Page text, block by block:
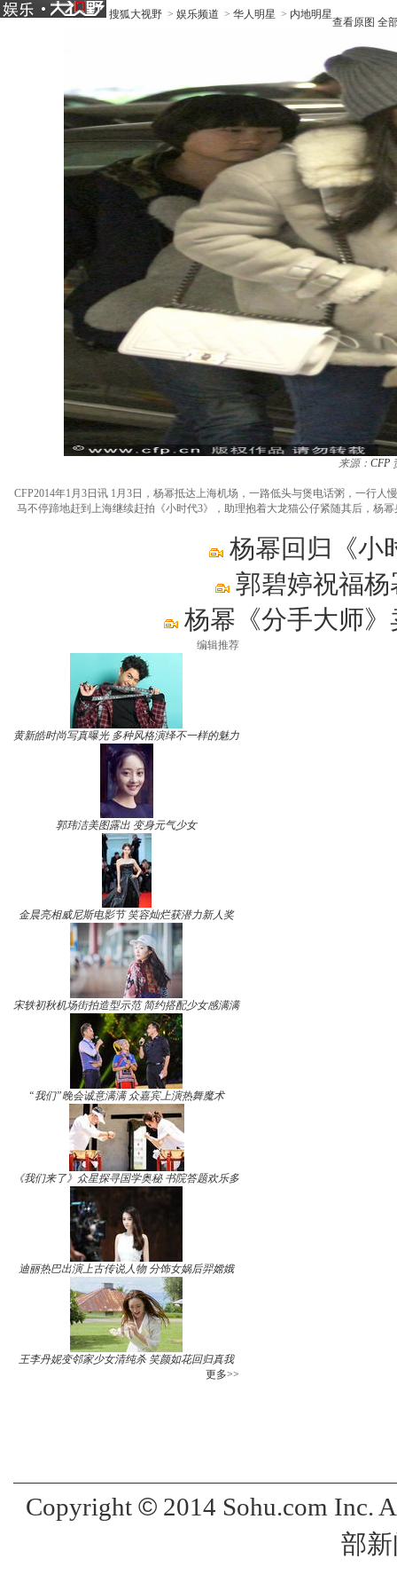
搜狐大视野 > 娱乐频道 > 华人明星 > 内地明星
查看原图 全
来源： CFP
CFP2014年1月3日讯 1月3日，杨幂抵达上海机场，一路低头与煲电话粥，一行
马不停蹄地赶到上海继续赶拍《小时代3》，助理抱着大龙猫公仔紧随其后，杨
杨幂回归《小
郭碧婷祝福
杨幂《分手大师
编辑推荐
黄新皓时尚写真曝光 多种风格演绎不一样的魅力
郭玮洁美图露出 变身元气少女
金晨亮相威尼斯电影节 笑容灿烂获潜力新人奖
宋轶初秋机场街拍造型示范 简约搭配少女感满满
“我们”晚会诚意满满 众嘉宾上演热舞魔术
《我们来了》众星探寻国学奥秘 书院答题欢乐多
迪丽热巴出演上古传说人物 分饰女娲后羿嫦娥
王李丹妮变邻家少女清纯杀 笑颜如花回归真我
更多>>
Copyright ©2014 Sohu.com Inc.
部